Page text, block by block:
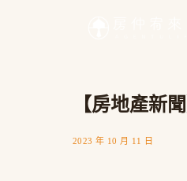
【房地產新
2023 年 10 月 11 日